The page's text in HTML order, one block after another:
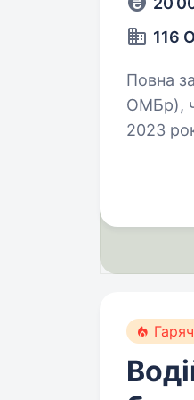
116
Повна зайнятість. Привіт! Ми —
ОМБр),
2023